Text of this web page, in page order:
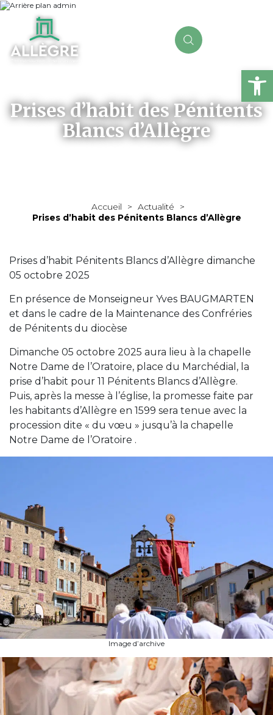
Prises d’habit des Pénitents
Blancs d’Allègre
Accueil > Actualité
>
Prises d’habit des Pénitents Blancs d’Allègre
Prises d’habit Pénitents Blancs d’Allègre dimanche
05 octobre 2025
En présence de Monseigneur Yves BAUGMARTEN
et dans le cadre de la Maintenance des Confréries
de Pénitents du diocèse
Dimanche 05 octobre 2025 aura lieu à la chapelle
Notre Dame de l’Oratoire, place du Marchédial, la
prise d’habit pour 11 Pénitents Blancs d’Allègre.
Puis, après la messe à l’église, la promesse faite par
les habitants d’Allègre en 1599 sera tenue avec la
procession dite « du vœu » jusqu’à la chapelle
Notre Dame de l’Oratoire .
Image d’archive